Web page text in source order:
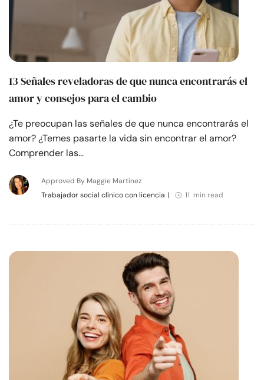
13 Señales reveladoras de que nunca encontrarás el
amor y consejos para el cambio
¿Te preocupan las señales de que nunca encontrarás el
amor? ¿Temes pasarte la vida sin encontrar el amor?
Comprender las…
Approved By Maggie Martínez
Trabajador social clínico con licencia | 11 min read